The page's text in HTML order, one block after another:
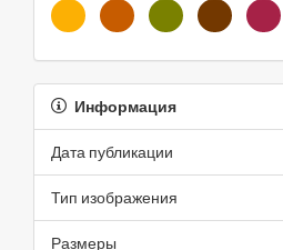
Информация
Дата публикации
Тип изображения
Размеры